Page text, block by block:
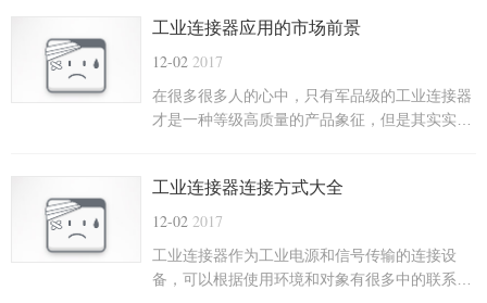
机械设备、化工冶炼、电子信息等方面使用比较
普遍。
工业连接器应用的市场前景
12-02 2017
在很多很多人的心中，只有军品级的工业连接器
才是一种等级高质量的产品象征，但是其实实际
制造厂商都在想尽办法的把自己的产品生产的更
为坚固,使得自己的产品用途更广能够使用在更为
工业连接器连接方式大全
12-02 2017
工业连接器作为工业电源和信号传输的连接设
备，可以根据使用环境和对象有很多中的联系方